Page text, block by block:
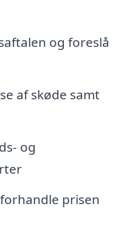
og foreslå
af skøde samt
og
prisen